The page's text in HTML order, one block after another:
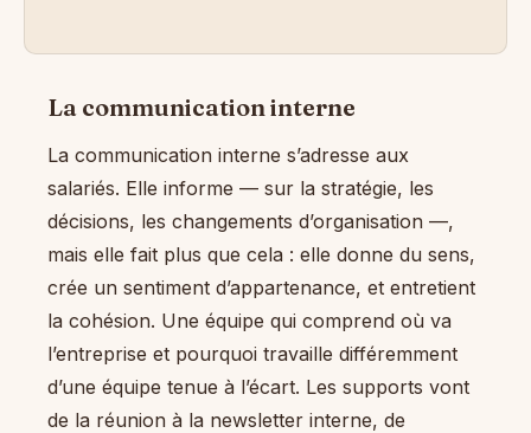
La communication interne
La communication interne s’adresse aux
salariés. Elle informe — sur la stratégie, les
décisions, les changements d’organisation —,
mais elle fait plus que cela : elle donne du sens,
crée un sentiment d’appartenance, et entretient
la cohésion. Une équipe qui comprend où va
l’entreprise et pourquoi travaille différemment
d’une équipe tenue à l’écart. Les supports vont
de la réunion à la newsletter interne, de